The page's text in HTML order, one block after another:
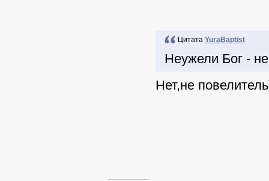
Цитата YuraBaptist
Неужели Бог -
Нет,не